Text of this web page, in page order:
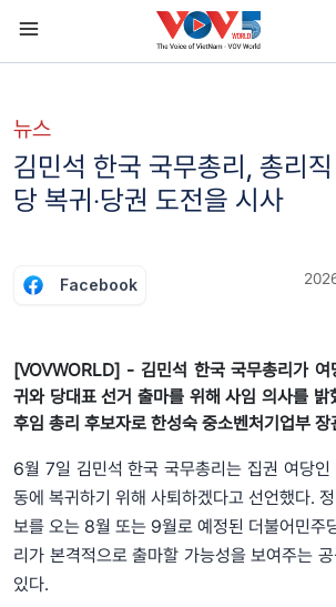
뉴스
김민석 한국 국무총리, 총리
당 복귀‧당권 도전을 시사
Facebook
[VOVWORLD] - 김민석 한국 국무총리가 여
귀와 당대표 선거 출마를 위해 사임 의사를 밝
후임 총리 후보자로 한성숙 중소벤처기업부
6월 7일 김민석 한국 국무총리는 집권 여당
동에 복귀하기 위해 사퇴하겠다고 선언했다.
보를 오는 8월 또는 9월로 예정된 더불어민주
리가 본격적으로 출마할 가능성을 보여주는
있다.